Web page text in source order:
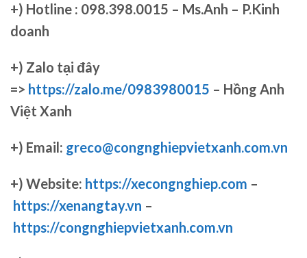
+) Hotline : 098.398.0015 – Ms.Anh – P.Kinh
doanh
+) Zalo tại đây
=> https://zalo.me/0983980015 – Hồng Anh
Việt Xanh
+) Email: greco@congnghiepvietxanh.com.vn
+) Website: https://xecongnghiep.com –
https://xenangtay.vn –
https://congnghiepvietxanh.com.vn